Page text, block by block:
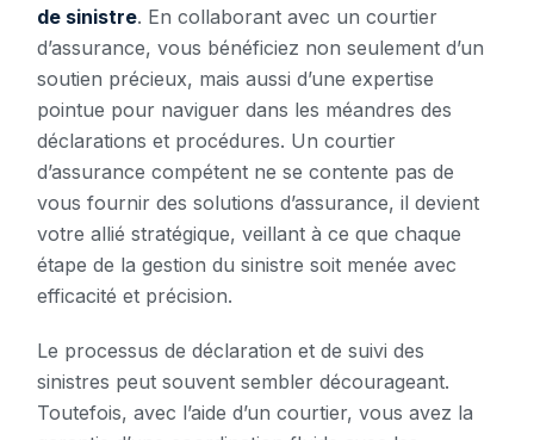
de sinistre. En collaborant avec un courtier
d’assurance, vous bénéficiez non seulement d’un
soutien précieux, mais aussi d’une expertise
pointue pour naviguer dans les méandres des
déclarations et procédures. Un courtier
d’assurance compétent ne se contente pas de
vous fournir des solutions d’assurance, il devient
votre allié stratégique, veillant à ce que chaque
étape de la gestion du sinistre soit menée avec
efficacité et précision.
Le processus de déclaration et de suivi des
sinistres peut souvent sembler décourageant.
Toutefois, avec l’aide d’un courtier, vous avez la